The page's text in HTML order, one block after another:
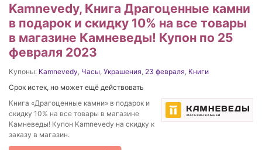
Kamnevedy, Книга Драгоценные камни
в подарок и скидку 10% на все товары
в магазине Камневеды! Купон по 25
февраля 2023
Купоны: Kamnevedy, Часы, Украшения, 23 февраля, Книги
Срок истек, но может ещё действовать
Книга «Драгоценные камни» в подарок и
скидку 10% на все товары в магазине
Камневеды! Купон Kamnevedy на скидку к
заказу в магазин.